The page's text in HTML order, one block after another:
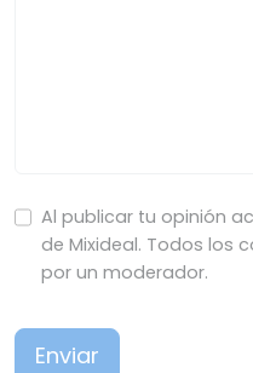
Al publicar tu opinión
de Mixideal. Todos los
por un moderador.
Enviar